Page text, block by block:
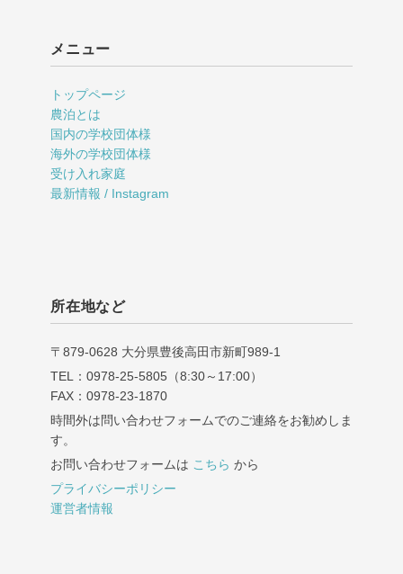
メニュー
トップページ
農泊とは
国内の学校団体様
海外の学校団体様
受け入れ家庭
最新情報 / Instagram
所在地など
〒879-0628 大分県豊後高田市新町989‐1
TEL：0978-25-5805（8:30～17:00）
FAX：0978-23-1870
時間外は問い合わせフォームでのご連絡をお勧めしま
す。
お問い合わせフォームは こちら から
プライバシーポリシー
運営者情報